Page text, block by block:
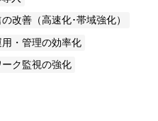
改善（高速化･帯域強化）
用・管理の効率化
ク監視の強化